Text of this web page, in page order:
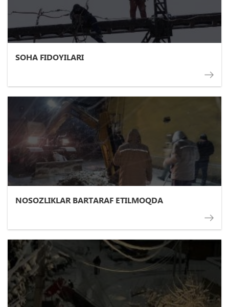
SOHA FIDOYILARI
NOSOZLIKLAR BARTARAF ETILMOQDA